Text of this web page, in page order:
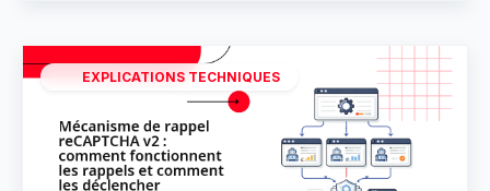
EXPLICATIONS TECHNIQUES